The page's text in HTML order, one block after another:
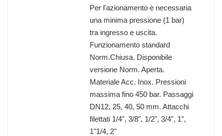
Per l'azionamento è necessaria
una minima pressione (1 bar)
tra ingresso e uscita.
Funzionamento standard
Norm.Chiusa. Disponibile
versione Norm. Aperta.
Materiale Acc. Inox. Pressioni
massima fino 450 bar. Passaggi
DN12, 25, 40, 50 mm. Attacchi
filettati 1/4", 3/8", 1/2", 3/4", 1",
1"1/4, 2"